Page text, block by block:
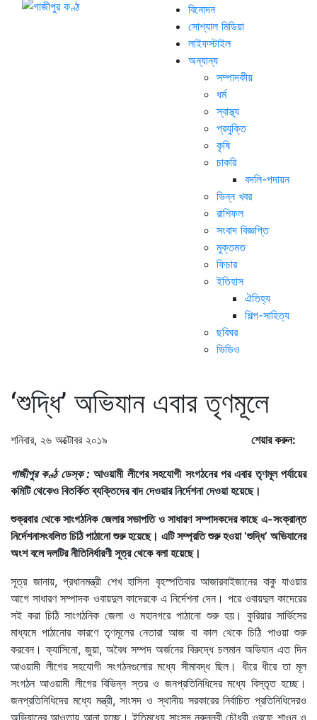
বিনোদন
সোশ্যাল মিডিয়া
লাইফস্টাইল
অন্যান্য
সম্পাদকীয়
ধর্ম
স্বাস্থ্য
প্রযুক্তি
কৃষি
চাকরি
বদলি-পদায়ন
ভিন্ন খবর
রাশিফল
সংবাদ বিজ্ঞপ্তি
মুক্তমত
ফিচার
ইতিহাস
ঐতিহ্য
শিল্প-সাহিত্য
ছবিঘর
ভিডিও
‘শুদ্ধি’ অভিযান এবার তৃণমূলে
শনিবার, ২৬ অক্টোবর ২০১৯ শেয়ার করুন:
গাজীপুর কণ্ঠ ডেস্ক : আওয়ামী লীগের সহযোগী সংগঠনের পর এবার তৃণমূল পর্যায়ের
কমিটি থেকেও বিতর্কিত ব্যক্তিদের বাদ দেওয়ার নির্দেশনা দেওয়া হয়েছে।
শুক্রবার থেকে সাংগঠনিক জেলার সভাপতি ও সাধারণ সম্পাদকদের কাছে এ-সংক্রান্ত
নির্দেশনাসংবলিত চিঠি পাঠানো শুরু হয়েছে। এটি সম্প্রতি শুরু হওয়া ‘শুদ্ধি’ অভিযানের
অংশ বলে দলটির নীতিনির্ধারণী সূত্র থেকে বলা হয়েছে।
সূত্র জানায়, প্রধানমন্ত্রী শেখ হাসিনা বৃহস্পতিবার আজারবাইজানের বাকু যাওয়ার
আগে সাধারণ সম্পাদক ওবায়দুল কাদেরকে এ নির্দেশনা দেন। পরে ওবায়দুল কাদেরের
সই করা চিঠি সাংগঠনিক জেলা ও মহানগরে পাঠানো শুরু হয়। কুরিয়ার সার্ভিসের
মাধ্যমে পাঠানোর কারণে তৃণমূলের নেতারা আজ বা কাল থেকে চিঠি পাওয়া শুরু
করবেন। ক্যাসিনো, জুয়া, অবৈধ সম্পদ অর্জনের বিরুদ্ধে চলমান অভিযান এত দিন
আওয়ামী লীগের সহযোগী সংগঠনগুলোর মধ্যে সীমাবদ্ধ ছিল। ধীরে ধীরে তা মূল
সংগঠন আওয়ামী লীগের বিভিন্ন স্তর ও জনপ্রতিনিধিদের মধ্যে বিস্তৃত হচ্ছে।
জনপ্রতিনিধিদের মধ্যে মন্ত্রী, সাংসদ ও স্থানীয় সরকারের নির্বাচিত প্রতিনিধিদেরও
অভিযানের আওতায় আনা হচ্ছে। ইতিমধ্যে সাংসদ নুরুন্নবী চৌধুরী ওরফে শাওন ও